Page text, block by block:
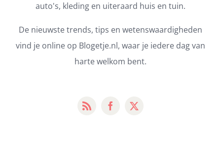
auto's, kleding en uiteraard huis en tuin.
De nieuwste trends, tips en wetenswaardigheden
vind je online op Blogetje.nl, waar je iedere dag van
harte welkom bent.